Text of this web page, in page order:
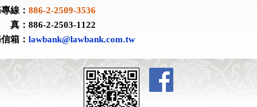
線： 886-2-2509-3536
：886-2-2503-1122
箱： lawbank@lawbank.com.tw